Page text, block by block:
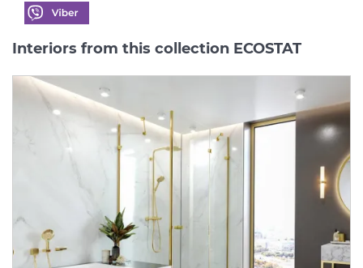
Interiors from this collection ECOSTAT